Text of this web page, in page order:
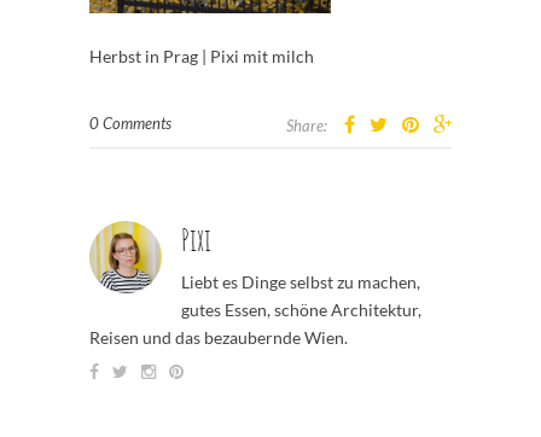
Herbst in Prag | Pixi mit milch
0 Comments Share:
Pixi
Liebt es Dinge selbst zu machen,
gutes Essen, schöne Architektur,
Reisen und das bezaubernde Wien.